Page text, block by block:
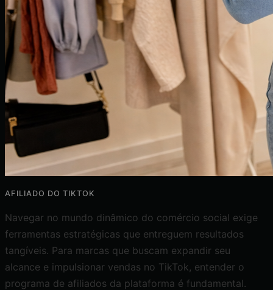
AFILIADO DO TIKTOK
Navegar no mundo dinâmico do comércio social exige
ferramentas estratégicas que entreguem resultados
tangíveis. Para marcas que buscam expandir seu
alcance e impulsionar vendas no TikTok, entender o
programa de afiliados da plataforma é fundamental.